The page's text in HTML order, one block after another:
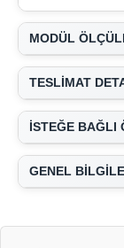
MODÜL
TESLİMAT
İSTEĞE BAĞLI
GENEL